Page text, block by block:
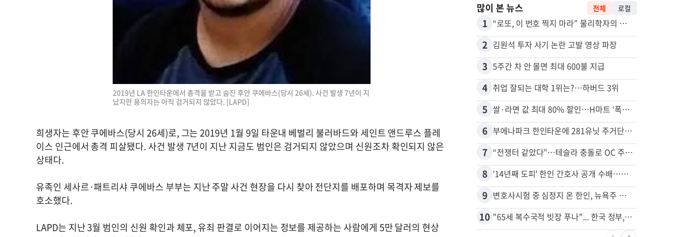
2019년 LA 한인타운에서 총격을 받고 숨진 후안 쿠에바스(당시 26세). 사건 발생 7년이 지
났지만 용의자는 아직 검거되지 않았다. [LAPD]
희생자는 후안 쿠에바스(당시 26세)로, 그는 2019년 1월 9일 타운내 베벌리 불러바드와 세인트 앤드루스 플레
이스 인근에서 총격 피살됐다. 사건 발생 7년이 지난 지금도 범인은 검거되지 않았으며 신원조차 확인되지 않은
상태다.
유족인 세사르·패트리샤 쿠에바스 부부는 지난 주말 사건 현장을 다시 찾아 전단지를 배포하며 목격자 제보를
호소했다.
LAPD는 지난 3월 범인의 신원 확인과 체포, 유죄 판결로 이어지는 정보를 제공하는 사람에게 5만 달러의 현상
많이 본 뉴스 전체 로컬
1 “로또, 이 번호 찍지 마라” 물리학자의 당첨금 높이는 비밀
2 김원석 투자 사기 논란 고발 영상 파장
3 5주간 차 안 몰면 최대 600불 지급
4 취업 잘되는 대학 1위는?…하버드 3위
5 쌀·라면 값 최대 80% 할인…H마트 ‘폭탄 세일’
6 부에나파크 한인타운에 281유닛 주거단지 들어선다
7 “전쟁터 같았다”…테슬라 충돌로 OC 주택 4채 파손
8 '14년째 도피' 한인 간호사 공개 수배…메디케어 사기 유죄
9 변호사시험 중 심정지 온 한인, 뉴욕주 제소
10 "65세 복수국적 빗장 푸나"... 한국 정부, 연령 완화 전면 추진